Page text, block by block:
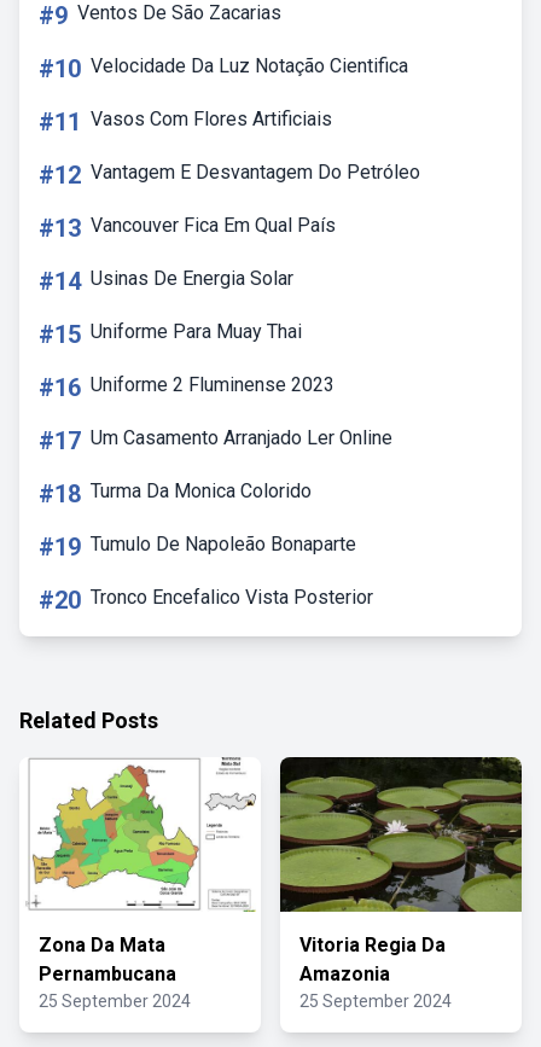
#9 Ventos De São Zacarias
#10 Velocidade Da Luz Notação Cientifica
#11 Vasos Com Flores Artificiais
#12 Vantagem E Desvantagem Do Petróleo
#13 Vancouver Fica Em Qual País
#14 Usinas De Energia Solar
#15 Uniforme Para Muay Thai
#16 Uniforme 2 Fluminense 2023
#17 Um Casamento Arranjado Ler Online
#18 Turma Da Monica Colorido
#19 Tumulo De Napoleão Bonaparte
#20 Tronco Encefalico Vista Posterior
Related Posts
Zona Da Mata
Pernambucana
25 September 2024
Vitoria Regia Da
Amazonia
25 September 2024